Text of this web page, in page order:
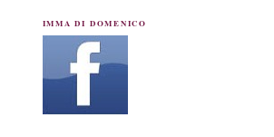
IMMA DI DOMENICO